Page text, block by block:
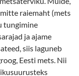
raiemaht (mets
tungimine
ja ajame
siis laguneb
Eesti mets. Nii